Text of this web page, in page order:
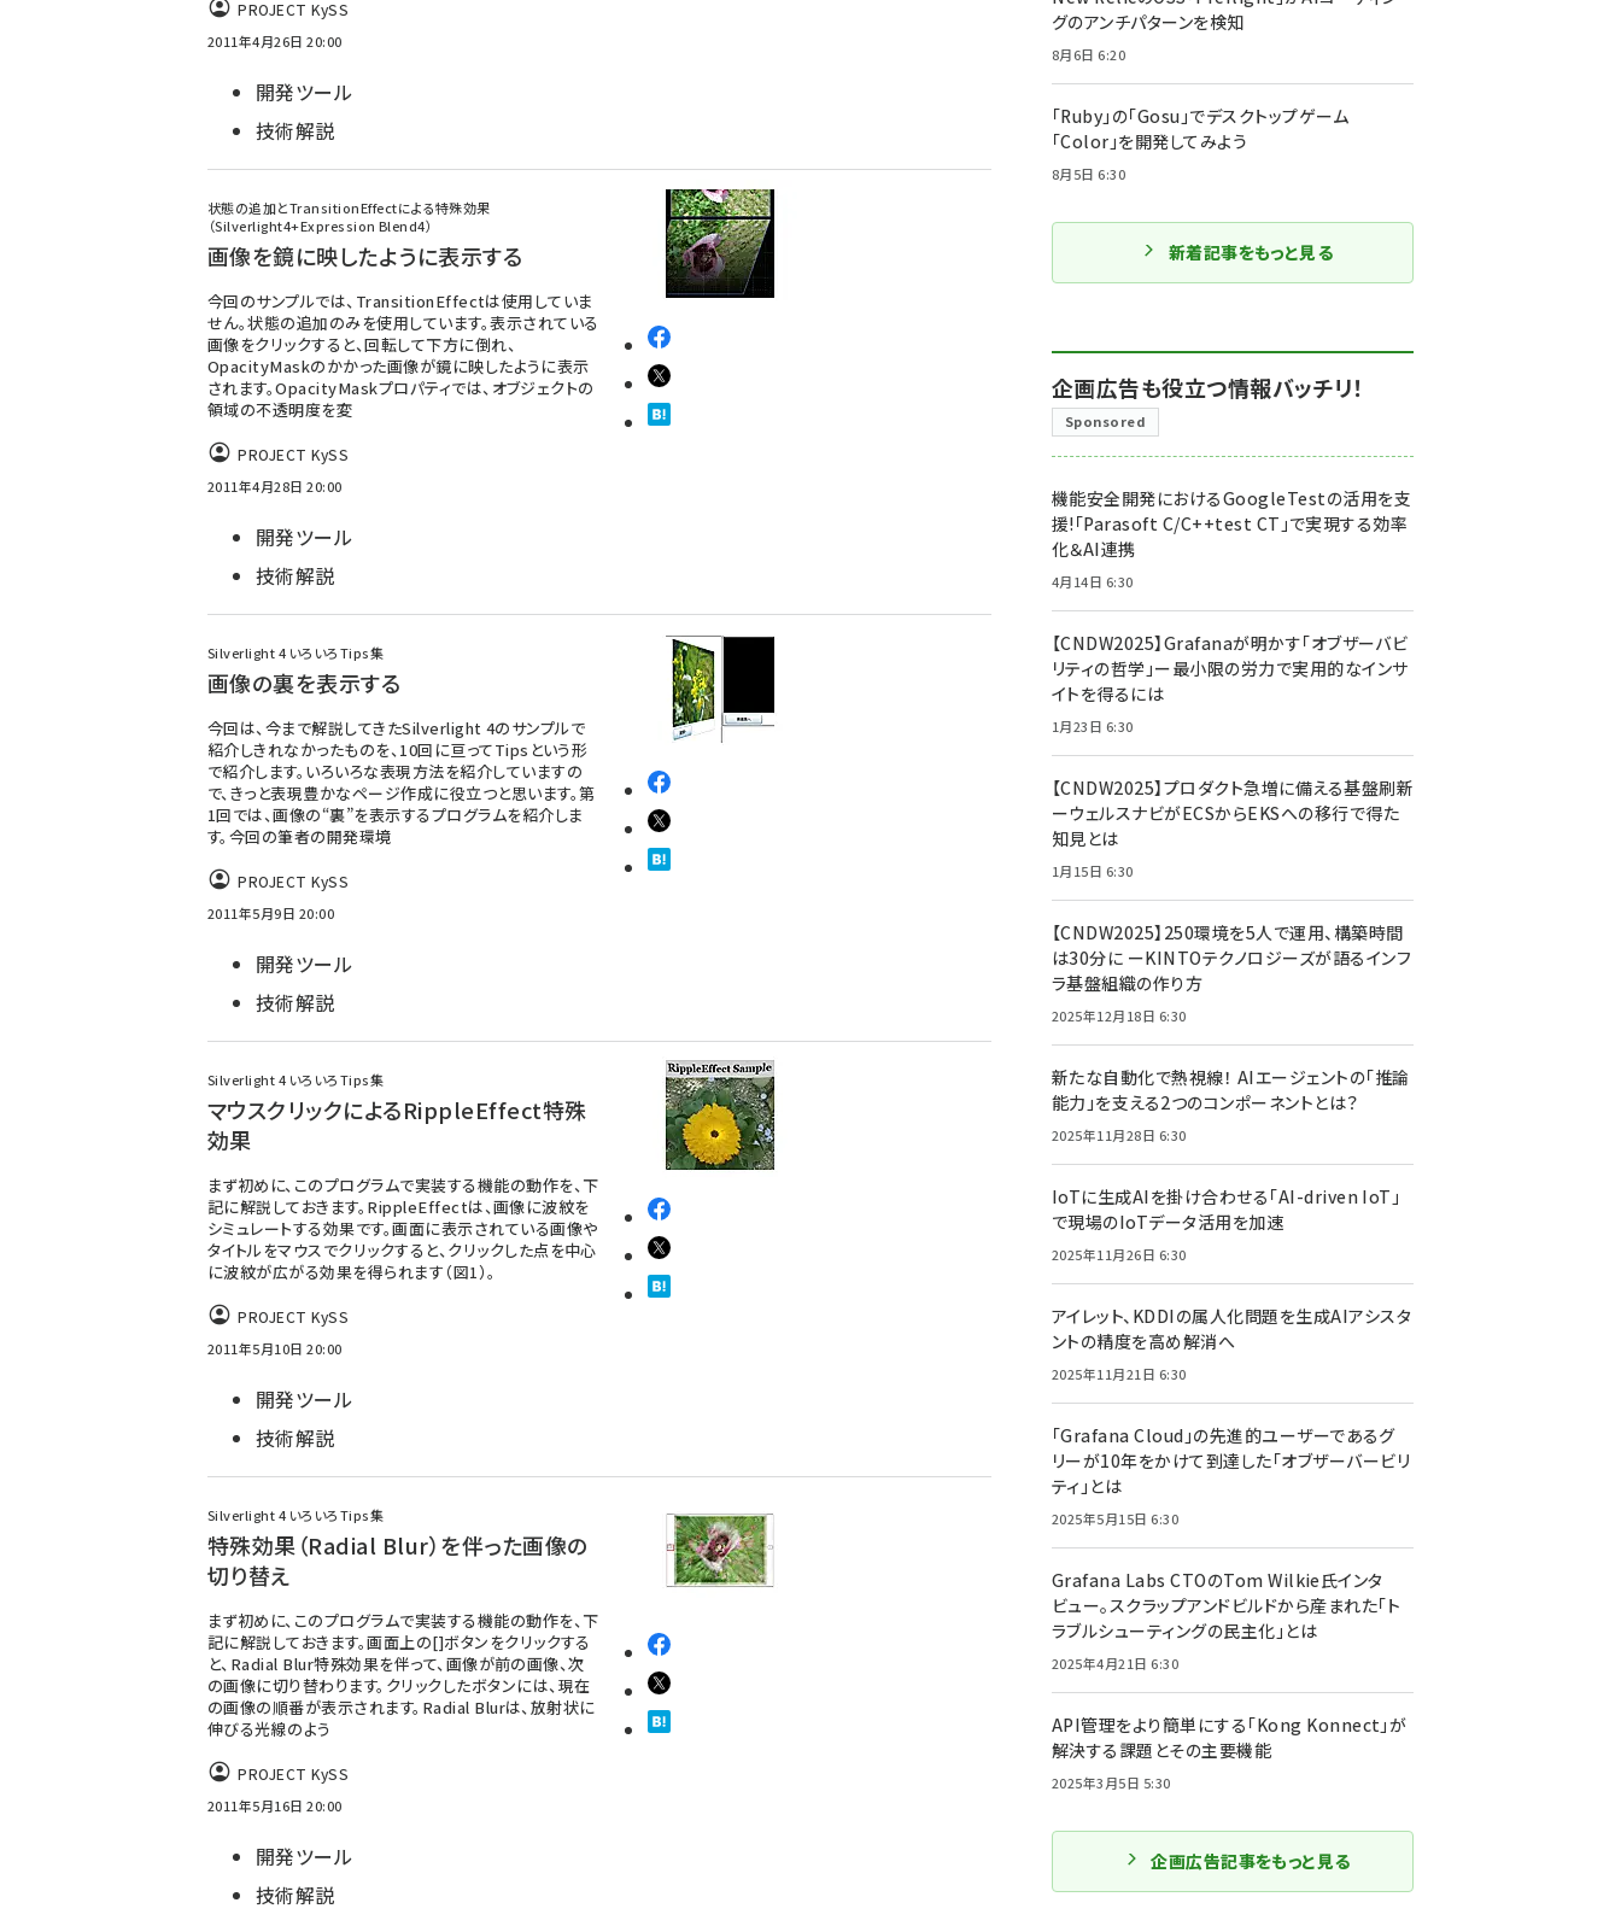
PROJECT KySS
2011年4月26日 20:00
開発ツール
技術解説
状態の追加とTransitionEffectによる特殊効果
（Silverlight4+Expression Blend4）
画像を鏡に映したように表示する
今回のサンプルでは、TransitionEffectは使用していま
せん。状態の追加のみを使用しています。表示されている
画像をクリックすると、回転して下方に倒れ、
OpacityMaskのかかった画像が鏡に映したように表示
されます。OpacityMaskプロパティでは、オブジェクトの
領域の不透明度を変
PROJECT KySS
2011年4月28日 20:00
開発ツール
技術解説
Silverlight 4 いろいろTips集
画像の裏を表示する
今回は、今まで解説してきたSilverlight 4のサンプルで
紹介しきれなかったものを、10回に亘ってTipsという形
で紹介します。いろいろな表現方法を紹介していますの
で、きっと表現豊かなページ作成に役立つと思います。第
1回では、画像の“裏”を表示するプログラムを紹介しま
す。今回の筆者の開発環境
PROJECT KySS
2011年5月9日 20:00
開発ツール
技術解説
Silverlight 4 いろいろTips集
マウスクリックによるRippleEffect特殊
効果
まず初めに、このプログラムで実装する機能の動作を、下
記に解説しておきます。RippleEffectは、画像に波紋を
シミュレートする効果です。画面に表示されている画像や
タイトルをマウスでクリックすると、クリックした点を中心
に波紋が広がる効果を得られます（図1）。
PROJECT KySS
2011年5月10日 20:00
開発ツール
技術解説
Silverlight 4 いろいろTips集
特殊効果（Radial Blur）を伴った画像の
切り替え
まず初めに、このプログラムで実装する機能の動作を、下
記に解説しておきます。画面上の[]ボタンをクリックする
と、Radial Blur特殊効果を伴って、画像が前の画像、次
の画像に切り替わります。クリックしたボタンには、現在
の画像の順番が表示されます。Radial Blurは、放射状に
伸びる光線のよう
PROJECT KySS
2011年5月16日 20:00
開発ツール
技術解説
グのアンチパターンを検知
8月6日 6:20
「Ruby」の「Gosu」でデスクトップゲーム
「Color」を開発してみよう
8月5日 6:30
新着記事をもっと見る
企画広告も役立つ情報バッチリ！
Sponsored
機能安全開発におけるGoogleTestの活用を支
援!「Parasoft C/C++test CT」で実現する効率
化＆AI連携
4月14日 6:30
【CNDW2025】Grafanaが明かす「オブザーバビ
リティの哲学」ー最小限の労力で実用的なインサ
イトを得るには
1月23日 6:30
【CNDW2025】プロダクト急増に備える基盤刷新
ーウェルスナビがECSからEKSへの移行で得た
知見とは
1月15日 6:30
【CNDW2025】250環境を5人で運用、構築時間
は30分に ーKINTOテクノロジーズが語るインフ
ラ基盤組織の作り方
2025年12月18日 6:30
新たな自動化で熱視線！ AIエージェントの「推論
能力」を支える2つのコンポーネントとは？
2025年11月28日 6:30
IoTに生成AIを掛け合わせる「AI-driven IoT」
で現場のIoTデータ活用を加速
2025年11月26日 6:30
アイレット、KDDIの属人化問題を生成AIアシスタ
ントの精度を高め解消へ
2025年11月21日 6:30
「Grafana Cloud」の先進的ユーザーであるグ
リーが10年をかけて到達した「オブザーバービリ
ティ」とは
2025年5月15日 6:30
Grafana Labs CTOのTom Wilkie氏インタ
ビュー。スクラップアンドビルドから産まれた「ト
ラブルシューティングの民主化」とは
2025年4月21日 6:30
API管理をより簡単にする「Kong Konnect」が
解決する課題とその主要機能
2025年3月5日 5:30
企画広告記事をもっと見る